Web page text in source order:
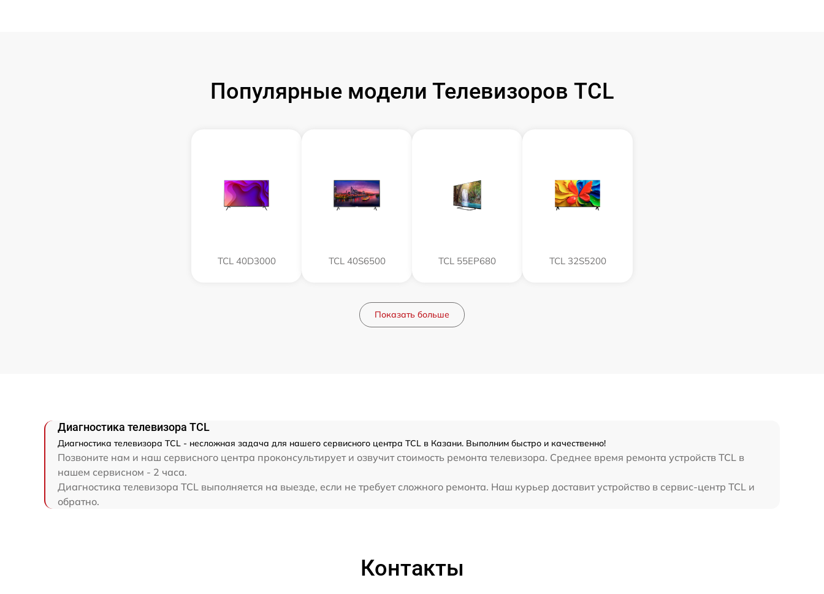
Популярные модели Телевизоров TCL
TCL 40D3000 TCL 40S6500 TCL 55EP680 TCL 32S5200
Показать больше
Диагностика телевизора TCL
Диагностика телевизора TCL - несложная задача для нашего сервисного центра TCL в Казани. Выполним быстро и качественно!
Позвоните нам и наш сервисного центра проконсультирует и озвучит стоимость ремонта телевизора. Среднее время ремонта устройств TCL в
нашем сервисном - 2 часа.
Диагностика телевизора TCL выполняется на выезде, если не требует сложного ремонта. Наш курьер доставит устройство в сервис-центр TCL и
обратно.
Контакты